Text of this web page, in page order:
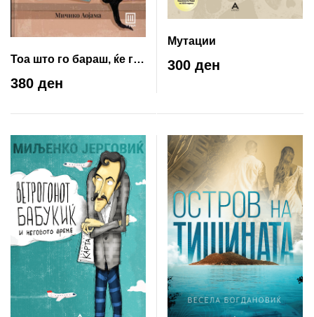
Тоа што го бараш, ќе го
најдеш во
библиотекатa
380 ден
Мутации
300 ден